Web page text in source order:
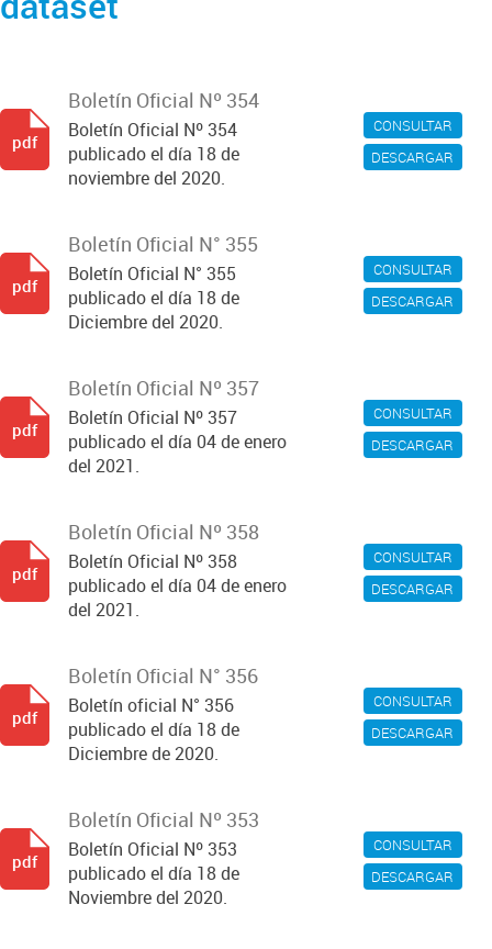
CONSULTAR
DESCARGAR
Boletín Oficial Nº 354
Boletín Oficial Nº 354
publicado el día 18 de
noviembre del 2020.
pdf
CONSULTAR
DESCARGAR
Boletín Oficial N° 355
Boletín Oficial N° 355
publicado el día 18 de
Diciembre del 2020.
pdf
CONSULTAR
DESCARGAR
Boletín Oficial Nº 357
Boletín Oficial Nº 357
publicado el día 04 de enero
del 2021.
pdf
CONSULTAR
DESCARGAR
Boletín Oficial Nº 358
Boletín Oficial Nº 358
publicado el día 04 de enero
del 2021.
pdf
CONSULTAR
DESCARGAR
Boletín Oficial N° 356
Boletín oficial N° 356
publicado el día 18 de
Diciembre de 2020.
pdf
CONSULTAR
DESCARGAR
Boletín Oficial Nº 353
Boletín Oficial Nº 353
publicado el día 18 de
Noviembre del 2020.
pdf